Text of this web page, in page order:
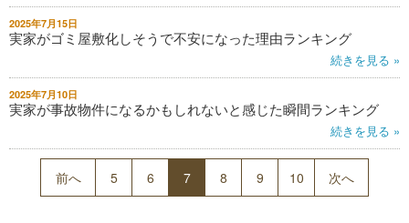
2025年7月15日
実家がゴミ屋敷化しそうで不安になった理由ランキング
続きを見る »
2025年7月10日
実家が事故物件になるかもしれないと感じた瞬間ランキング
続きを見る »
前へ 5 6 7 8 9 10 次へ